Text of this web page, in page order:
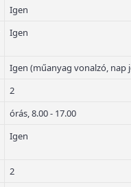
Igen
Igen
Igen (műanyag vonalzó, nap
2
órás, 8.00 - 17.00
Igen
2